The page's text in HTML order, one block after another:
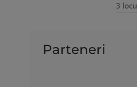
3
Parteneri